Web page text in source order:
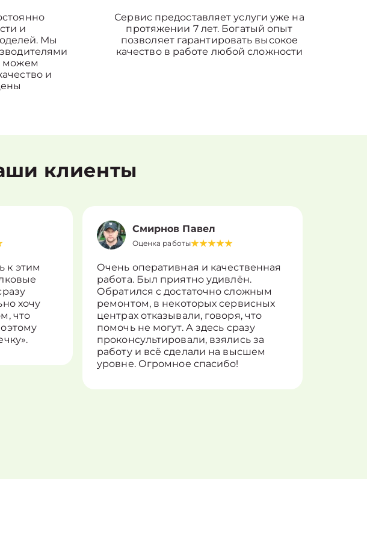
и
Мы
можем
и
Сервис предоставляет услуги уже на
протяжении 7 лет. Богатый опыт
позволяет гарантировать высокое
качество в работе любой сложности
клиенты
к этим
хочу
что
Смирнов Павел
Оценка работы
Очень оперативная и качественная
работа. Был приятно удивлён.
Обратился с достаточно сложным
ремонтом, в некоторых сервисных
центрах отказывали, говоря, что
помочь не могут. А здесь сразу
проконсультировали, взялись за
работу и всё сделали на высшем
уровне. Огромное спасибо!